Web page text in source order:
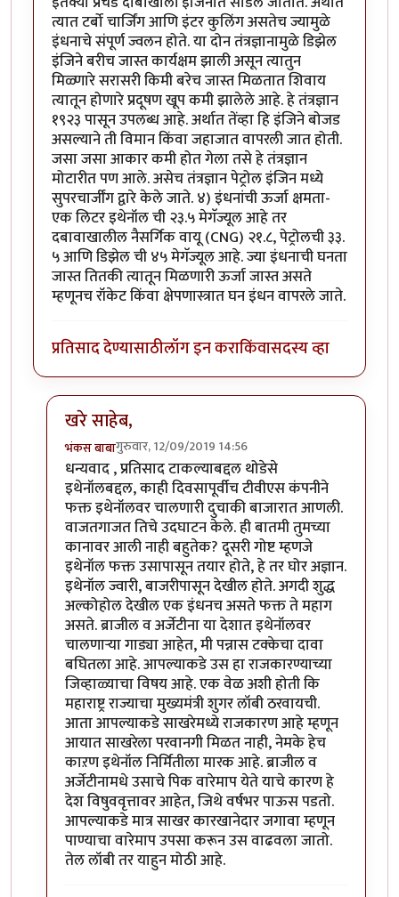
त्यात टर्बो चार्जिंग आणि इंटर कुलिंग असतेच ज्यामुळे
इंधनाचे संपूर्ण ज्वलन होते. या दोन तंत्रज्ञानामुळे डिझेल
इंजिने बरीच जास्त कार्यक्षम झाली असून त्यातुन
मिळ्णारे सरासरी किमी बरेच जास्त मिळतात शिवाय
त्यातून होणारे प्रदूषण खूप कमी झालेले आहे. हे तंत्रज्ञान
१९२३ पासून उपलब्ध आहे. अर्थात तेंव्हा हि इंजिने बोजड
असल्याने ती विमान किंवा जहाजात वापरली जात होती.
जसा जसा आकार कमी होत गेला तसे हे तंत्रज्ञान
मोटारीत पण आले. असेच तंत्रज्ञान पेट्रोल इंजिन मध्ये
सुपरचार्जींग द्वारे केले जाते. ४) इंधनांची ऊर्जा क्षमता-
एक लिटर इथेनॉल ची २३.५ मेगॅज्यूल आहे तर
दबावाखालील नैसर्गिक वायू (CNG) २१.८, पेट्रोलची ३३.
५ आणि डिझेल ची ४५ मेगॅज्यूल आहे. ज्या इंधनाची घनता
जास्त तितकी त्यातून मिळणारी ऊर्जा जास्त असते
म्हणूनच रॉकेट किंवा क्षेपणास्त्रात घन इंधन वापरले जाते.
प्रतिसाद देण्यासाठीलॉग इन कराकिंवासदस्य व्हा
खरे साहेब,
भंकस बाबागुरुवार, 12/09/2019 14:56
In reply toयेथे चर्चा करणाऱ्या बहुसंख्य
धन्यवाद , प्रतिसाद टाकल्याबद्दल थोडेसे
इथेनॉलबद्दल, काही दिवसापूर्वीच टीवीएस कंपनीने
फक्त इथेनॉलवर चालणारी दुचाकी बाजारात आणली.
वाजतगाजत तिचे उदघाटन केले. ही बातमी तुमच्या
कानावर आली नाही बहुतेक? दूसरी गोष्ट म्हणजे
इथेनॉल फक्त उसापासून तयार होते, हे तर घोर अज्ञान.
इथेनॉल ज्वारी, बाजरीपासून देखील होते. अगदी शुद्ध
अल्कोहोल देखील एक इंधनच असते फक्त ते महाग
असते. ब्राजील व अर्जेटीना या देशात इथेनॉलवर
चालणाऱ्या गाड्या आहेत, मी पन्नास टक्केचा दावा
बघितला आहे. आपल्याकडे उस हा राजकारण्याच्या
जिव्हाळ्याचा विषय आहे. एक वेळ अशी होती कि
महाराष्ट्र राज्याचा मुख्यमंत्री शुगर लॉबी ठरवायची.
आता आपल्याकडे साखरेमध्ये राजकारण आहे म्हणून
आयात साखरेला परवानगी मिळत नाही, नेमके हेच
काऱण इथेनॉल निर्मितीला मारक आहे. ब्राजील व
अर्जेटीनामधे उसाचे पिक वारेमाप येते याचे कारण हे
देश विषुववृत्तावर आहेत, जिथे वर्षभर पाऊस पडतो.
आपल्याकडे मात्र साखर कारखानेदार जगावा म्हणून
पाण्याचा वारेमाप उपसा करून उस वाढवला जातो.
तेल लॉबी तर याहुन मोठी आहे.